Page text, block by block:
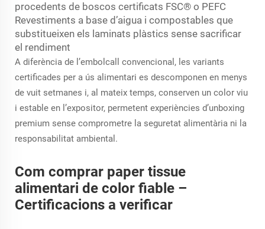
procedents de boscos certificats FSC® o PEFC
Revestiments a base d’aigua i compostables que
substitueixen els laminats plàstics sense sacrificar
el rendiment
A diferència de l’embolcall convencional, les variants
certificades per a ús alimentari es descomponen en menys
de vuit setmanes i, al mateix temps, conserven un color viu
i estable en l’expositor, permetent experiències d’unboxing
premium sense comprometre la seguretat alimentària ni la
responsabilitat ambiental.
Com comprar paper tissue
alimentari de color fiable –
Certificacions a verificar